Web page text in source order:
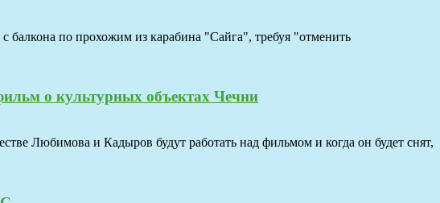
балкона по прохожим из карабина "Сайга", требуя "отменить
о культурных объектах Чечни
Любимова и Кадыров будут работать над фильмом и когда он будет снят,